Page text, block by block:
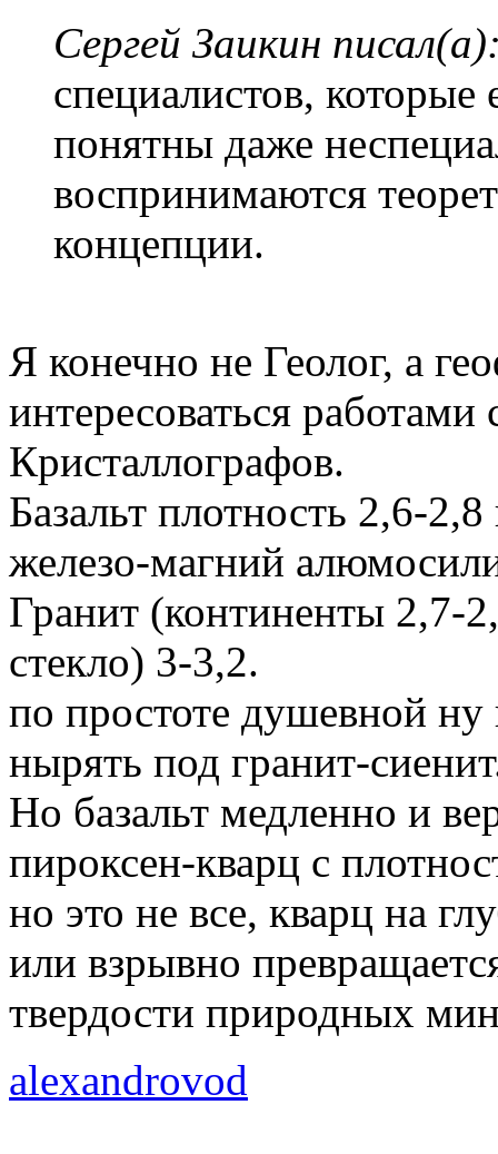
Сергей Заикин
специалистов, которые
понятны даже
воспринимаются
концепции.
Я конечно не Геолог, а
интересоваться
Кристаллографов.
Базальт плотность 2,6-
железо-магний
Гранит (континенты 2,7-
стекло) 3-3,2.
по простоте душевной ну
нырять под гранит-
Но базальт медленно и
пироксен-кварц с
но это не все, кварц на
или взрывно
твердости природных
alexandrovod